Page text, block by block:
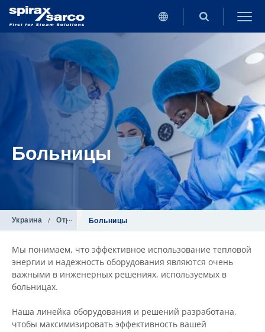
Больницы
Украина / Отрасли промышленности
Больницы
Мы понимаем, что эффективное использование тепловой
энергии и надежность оборудования являются очень
важными в инженерных решениях, используемых в
больницах.
Наша линейка оборудования и решений разработана,
чтобы максимизировать эффективность вашей